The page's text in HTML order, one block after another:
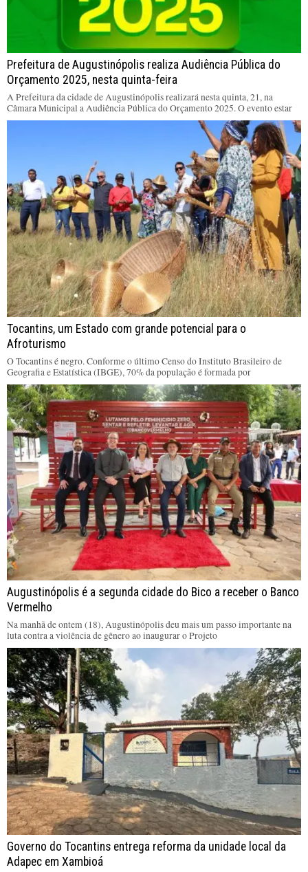
Prefeitura de Augustinópolis realiza Audiência Pública do
Orçamento 2025, nesta quinta-feira
A Prefeitura da cidade de Augustinópolis realizará nesta quinta, 21, na
Câmara Municipal a Audiência Pública do Orçamento 2025. O evento estar
Tocantins, um Estado com grande potencial para o
Afroturismo
O Tocantins é negro. Conforme o último Censo do Instituto Brasileiro de
Geografia e Estatística (IBGE), 70% da população é formada por
Augustinópolis é a segunda cidade do Bico a receber o Banco
Vermelho
Na manhã de ontem (18), Augustinópolis deu mais um passo importante na
luta contra a violência de gênero ao inaugurar o Projeto
Governo do Tocantins entrega reforma da unidade local da
Adapec em Xambioá